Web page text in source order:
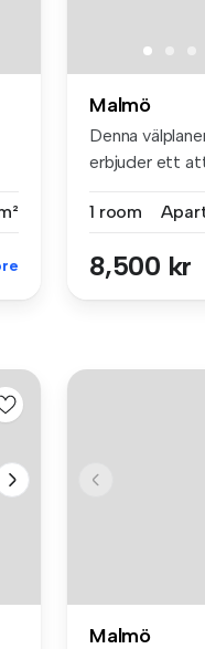
Malmö
Denna
erbjuder ett
1 room
8,500 kr
Malmö